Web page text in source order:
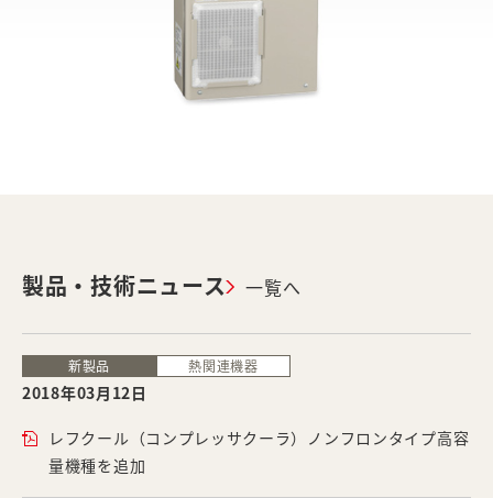
製品・技術ニュース 一覧へ
新製品 熱関連機器
2018年03月12日
レフクール（コンプレッサクーラ）ノンフロンタイプ高容
量機種を追加